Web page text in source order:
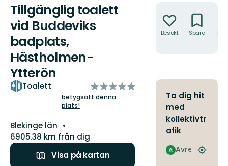
Tillgänglig toalett
vid Buddeviks
badplats,
Hästholmen-
Ytterön
Toalett
av
5
betygsätt denna
plats!
Län:
Blekinge län
6905.38 km från dig
Visa på kartan
Besökt Spara
Ta dig hit
med
kollektivtr
afik
Avresa
A
Hitta